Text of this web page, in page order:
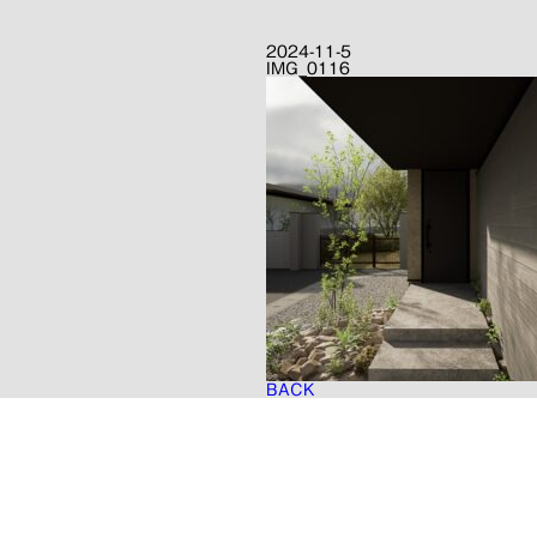
2024-11-5
IMG_0116
BACK